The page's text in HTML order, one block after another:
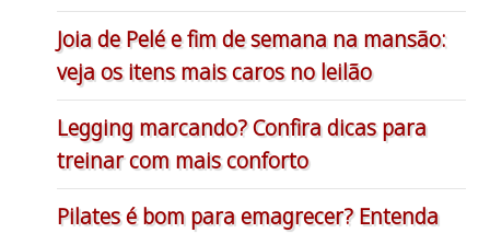
Joia de Pelé e fim de semana na mansão:
veja os itens mais caros no leilão
Legging marcando? Confira dicas para
treinar com mais conforto
Pilates é bom para emagrecer? Entenda